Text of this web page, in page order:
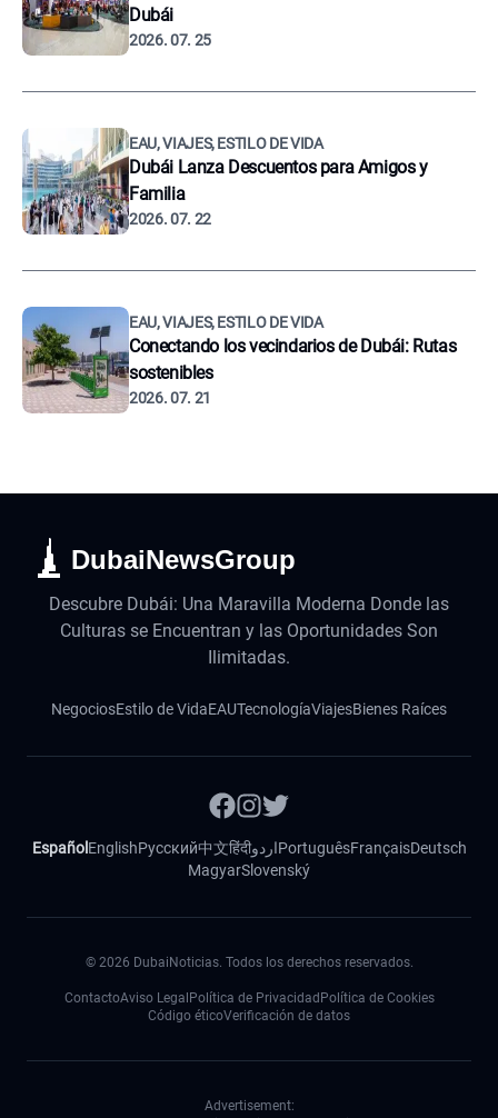
Dubái
2026. 07. 25
EAU, VIAJES, ESTILO DE VIDA
Dubái Lanza Descuentos para Amigos y
Familia
2026. 07. 22
EAU, VIAJES, ESTILO DE VIDA
Conectando los vecindarios de Dubái: Rutas
sostenibles
2026. 07. 21
DubaiNewsGroup
Descubre Dubái: Una Maravilla Moderna Donde las
Culturas se Encuentran y las Oportunidades Son
Ilimitadas.
NegociosEstilo de VidaEAUTecnologíaViajesBienes Raíces
Español EnglishРусский中文हिंदीاردوPortuguêsFrançaisDeutsch
MagyarSlovenský
© 2026 DubaiNoticias. Todos los derechos reservados.
ContactoAviso Legal Política de Privacidad Política de Cookies
Código éticoVerificación de datos
Advertisement: